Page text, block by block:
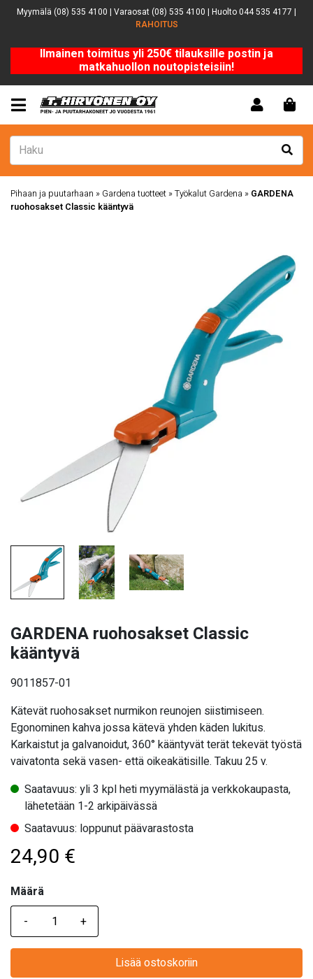
Myymälä (08) 535 4100 | Varaosat (08) 535 4100 | Huolto 044 535 4177 |
RAHOITUS
Ilmainen toimitus yli 250€ tilauksille postin ja
matkahuollon noutopisteisiin!
Pihaan ja puutarhaan » Gardena tuotteet »Työkalut Gardena » GARDENA
ruohosakset Classic kääntyvä
GARDENA ruohosakset Classic
kääntyvä
9011857-01
Kätevät ruohosakset nurmikon reunojen siistimiseen.
Egonominen kahva jossa kätevä yhden käden lukitus.
Karkaistut ja galvanoidut, 360° kääntyvät terät tekevät työstä
vaivatonta sekä vasen- että oikeakätisille. Takuu 25 v.
Saatavuus: yli 3 kpl heti myymälästä ja verkkokaupasta,
lähetetään 1-2 arkipäivässä
Saatavuus: loppunut päävarastosta
24,90 €
Määrä
Määrä
Lisää ostoskoriin